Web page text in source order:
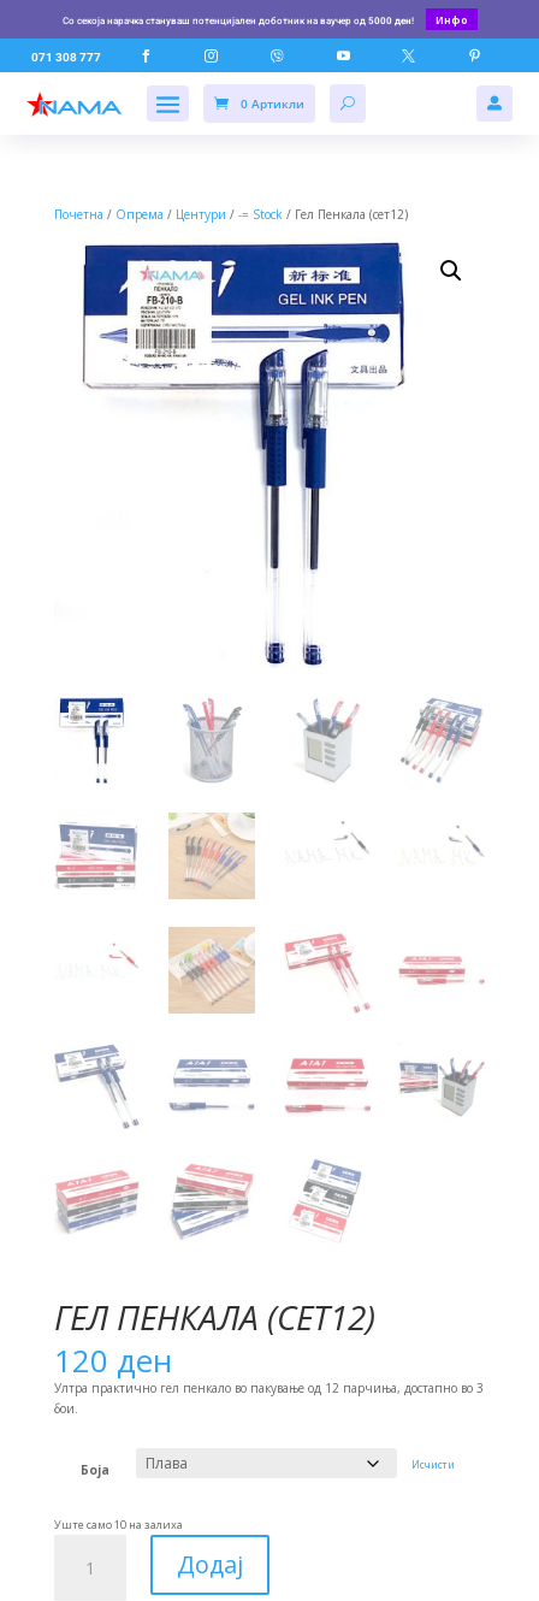
Со секоја нарачка стануваш потенцијален доботник на ваучер од 5000 ден! Инфо
071 308 777      
0 Артикли 
Почетна / Опрема / Центури / -= Stock/ Гел Пенкала (сет12)
ГЕЛ ПЕНКАЛА (СЕТ12)
120 ден
Ултра практично гел пенкало во пакување од 12 парчиња, достапно во 3
бои.
Боја Исчисти
Уште само 10 на залиха
Пенкала
Додај